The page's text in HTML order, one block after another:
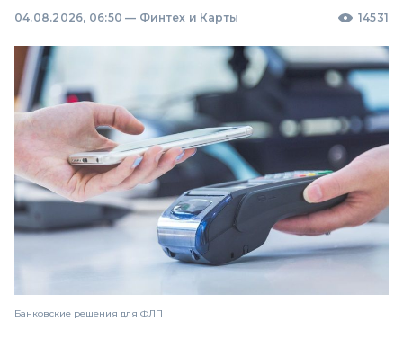
04.08.2026, 06:50 — Финтех и Карты 14531
Банковские решения для ФЛП